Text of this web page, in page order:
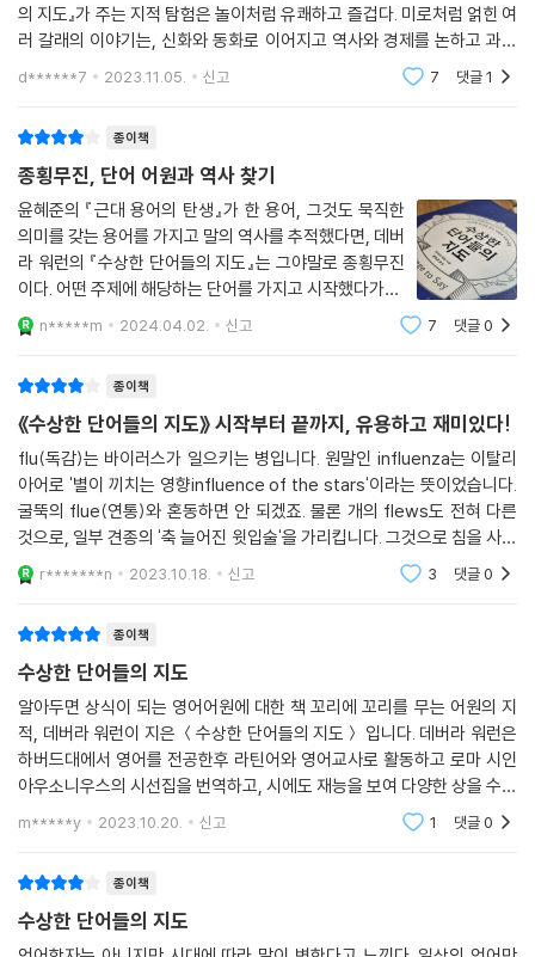
중요하지만, 단어야말로 우리 조상들이 겪었던 평범한 일상과 비범한 모험
을 생생히 전해주는 수단이니까요. 단어는 스냅사진이 아니라 천년짜리 영
상입니다. 그리고 지금 이 순간도 나아가고 있습니다. 언어는 멈추지 않습
--- p.321~322
『수상한 단어들의 지도』를 읽다 보면 재미있는 옛날이야기를 듣고 있는 것
같은데 저절로 영어 단어가 머리에 들어오는 신기한 경험을 하게 된다. 그
것은 아마 라틴어와 영어 교사로 활동해온 저자 데버라 워런의 경험 때문
는 이야기를 절묘한 비율로 배합해놓았다. 그리고 독자들이 호기심을 따라
스스로 지식을 넓힐 수 있도록 이야기를 책 곳곳에 배치해놓았다. 단어 암
기에 지친 학생과 영어 공부를 지속하고자 하는 성인 모두에게 부담 없으
면서도 알찬 시간을 선사할 것이다.
또한 워런은 한때 프로그래밍 언어로 컴퓨터 코드를 짜던 개발자였다. 그
래서 『수상한 단어들의 지도』에서는 세상을 논리적으로 이해하고 구조화
하고자 하는 개발자의 감수성이 엿보인다. 언어를 유전 정보를 담은 DNA
이진숫자 비트에 관한 설명 등은 그의 이력에서 기인한 독특한 접근이라고
할 수 있다.
현재 워런은 미국에서 시인으로 활동하며 다수의 시집을 출간하고 있다.
출간한 시집 대다수가 문학상을 받았을 정도로 평단의 인정도 받고 있다.
그중 『행복의 크기(The Size of Happiness)』는 두음전환을 활용한 말
장난으로 “호들갑의 절정(The Highs of Sappiness)”이라고 부르기
도 잘못 말하거나(말라프롭) 잘못 듣는(몬더그린) 말실수, 신데렐라의 가
등도 다양하게 소개해놓았다. 사소한 말장난이나 어처구니없는 실수도 우
리의 언어생활을 더욱 풍부하게 만들어주기 때문이다.
구석구석 골목골목
빠짐없이 그려진 단어의 지도
단어의 여정에 있어 커다란 길을 중심으로 뻗어나간 샛길들까지 살뜰하게
담았기 때문이다. 역사 깊은 도시일수록 진짜 노포는 골목골목에 숨어 있
듯이, 『수상한 단어들의 지도』 역시 곳곳으로 뻗어나간 샛길마다 진풍경이
의 지도』가 주는 지적 탐험은 놀이처럼 유쾌하고 즐겁다. 미로처럼 얽힌 여
러 갈래의 이야기는, 신화와 동화로 이어지고 역사와 경제를 논하고 과학
과 예술로 다양한 색과 모습으로 드러난다. 이렇게 단어의 역사는 생물처
d******7 2023.11.05. 신고 7 댓글1
종이책
종횡무진, 단어 어원과 역사 찾기
윤혜준의 『근대 용어의 탄생』가 한 용어, 그것도 묵직한
의미를 갖는 용어를 가지고 말의 역사를 추적했다면, 데버
라 워런의 『수상한 단어들의 지도』는 그야말로 종횡무진
이다. 어떤 주제에 해당하는 단어를 가지고 시작했다가도,
그것을 설명하다 다른 단어가 나오면 그것을 이야기한다.
그러다 다시 원래의 이야기로 돌아온다. 단어의 용례를 소
n*****m 2024.04.02. 신고 7 댓글0
종이책
《수상한 단어들의 지도》 시작부터 끝까지, 유용하고 재미있다!
flu(독감)는 바이러스가 일으키는 병입니다. 원말인 influenza는 이탈리
아어로 '별이 끼치는 영향influence of the stars'이라는 뜻이었습니다.
굴뚝의 flue(연통)와 혼동하면 안 되겠죠. 물론 개의 flews도 전혀 다른
것으로, 일부 견종의 '축 늘어진 윗입술'을 가리킵니다. 그것으로 침을 사방
에 뿌려대는데 저희 집에서 키우는 뉴펀들랜드종 강아지는 용케 천장까지
침을 날려
r*******n 2023.10.18. 신고 3 댓글0
종이책
수상한 단어들의 지도
알아두면 상식이 되는 영어어원에 대한 책 꼬리에 꼬리를 무는 어원의 지
적, 데버라 워런이 지은 ＜수상한 단어들의 지도＞ 입니다. 데버라 워런은
하버드대에서 영어를 전공한후 라틴어와 영어교사로 활동하고 로마 시인
아우소니우스의 시선집을 번역하고, 시에도 재능을 보여 다양한 상을 수상
하기도 한 다재다능한 작가분이신데요. 이 책에 일상단어들의 시작과 끝을
타래처럼 엮어
m*****y 2023.10.20. 신고 1 댓글0
종이책
수상한 단어들의 지도